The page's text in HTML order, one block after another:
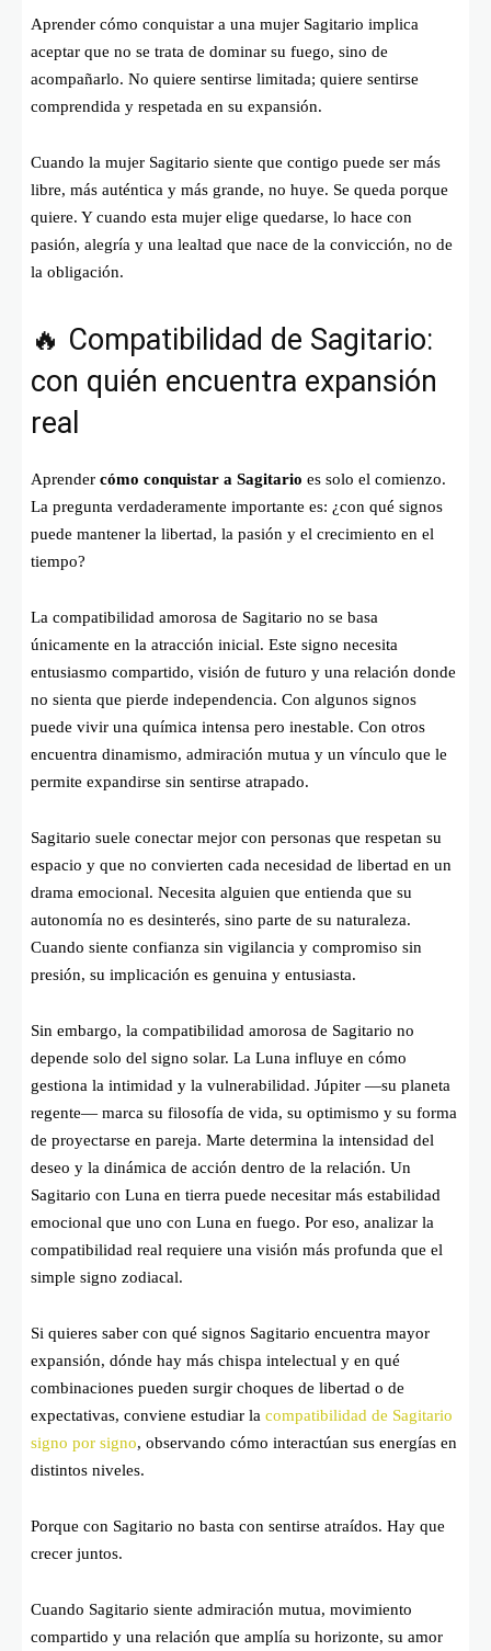
Aprender cómo conquistar a una mujer Sagitario implica
aceptar que no se trata de dominar su fuego, sino de
acompañarlo. No quiere sentirse limitada; quiere sentirse
comprendida y respetada en su expansión.
Cuando la mujer Sagitario siente que contigo puede ser más
libre, más auténtica y más grande, no huye. Se queda porque
quiere. Y cuando esta mujer elige quedarse, lo hace con
pasión, alegría y una lealtad que nace de la convicción, no de
la obligación.
🔥 Compatibilidad de Sagitario:
con quién encuentra expansión
real
Aprender cómo conquistar a Sagitario es solo el comienzo.
La pregunta verdaderamente importante es: ¿con qué signos
puede mantener la libertad, la pasión y el crecimiento en el
tiempo?
La compatibilidad amorosa de Sagitario no se basa
únicamente en la atracción inicial. Este signo necesita
entusiasmo compartido, visión de futuro y una relación donde
no sienta que pierde independencia. Con algunos signos
puede vivir una química intensa pero inestable. Con otros
encuentra dinamismo, admiración mutua y un vínculo que le
permite expandirse sin sentirse atrapado.
Sagitario suele conectar mejor con personas que respetan su
espacio y que no convierten cada necesidad de libertad en un
drama emocional. Necesita alguien que entienda que su
autonomía no es desinterés, sino parte de su naturaleza.
Cuando siente confianza sin vigilancia y compromiso sin
presión, su implicación es genuina y entusiasta.
Sin embargo, la compatibilidad amorosa de Sagitario no
depende solo del signo solar. La Luna influye en cómo
gestiona la intimidad y la vulnerabilidad. Júpiter —su planeta
regente— marca su filosofía de vida, su optimismo y su forma
de proyectarse en pareja. Marte determina la intensidad del
deseo y la dinámica de acción dentro de la relación. Un
Sagitario con Luna en tierra puede necesitar más estabilidad
emocional que uno con Luna en fuego. Por eso, analizar la
compatibilidad real requiere una visión más profunda que el
simple signo zodiacal.
Si quieres saber con qué signos Sagitario encuentra mayor
expansión, dónde hay más chispa intelectual y en qué
combinaciones pueden surgir choques de libertad o de
expectativas, conviene estudiar la compatibilidad de Sagitario
signo por signo, observando cómo interactúan sus energías en
distintos niveles.
Porque con Sagitario no basta con sentirse atraídos. Hay que
crecer juntos.
Cuando Sagitario siente admiración mutua, movimiento
compartido y una relación que amplía su horizonte, su amor